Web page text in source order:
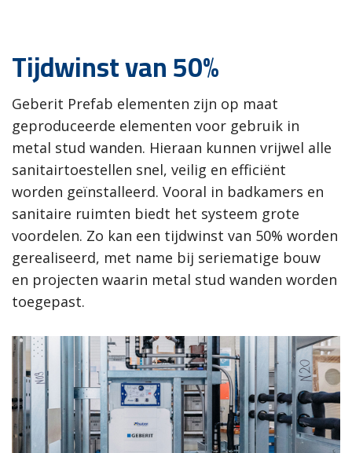
Tijdwinst van 50%
Geberit Prefab elementen zijn op maat
geproduceerde elementen voor gebruik in
metal stud wanden. Hieraan kunnen vrijwel alle
sanitairtoestellen snel, veilig en efficiënt
worden geïnstalleerd. Vooral in badkamers en
sanitaire ruimten biedt het systeem grote
voordelen. Zo kan een tijdwinst van 50% worden
gerealiseerd, met name bij seriematige bouw
en projecten waarin metal stud wanden worden
toegepast.